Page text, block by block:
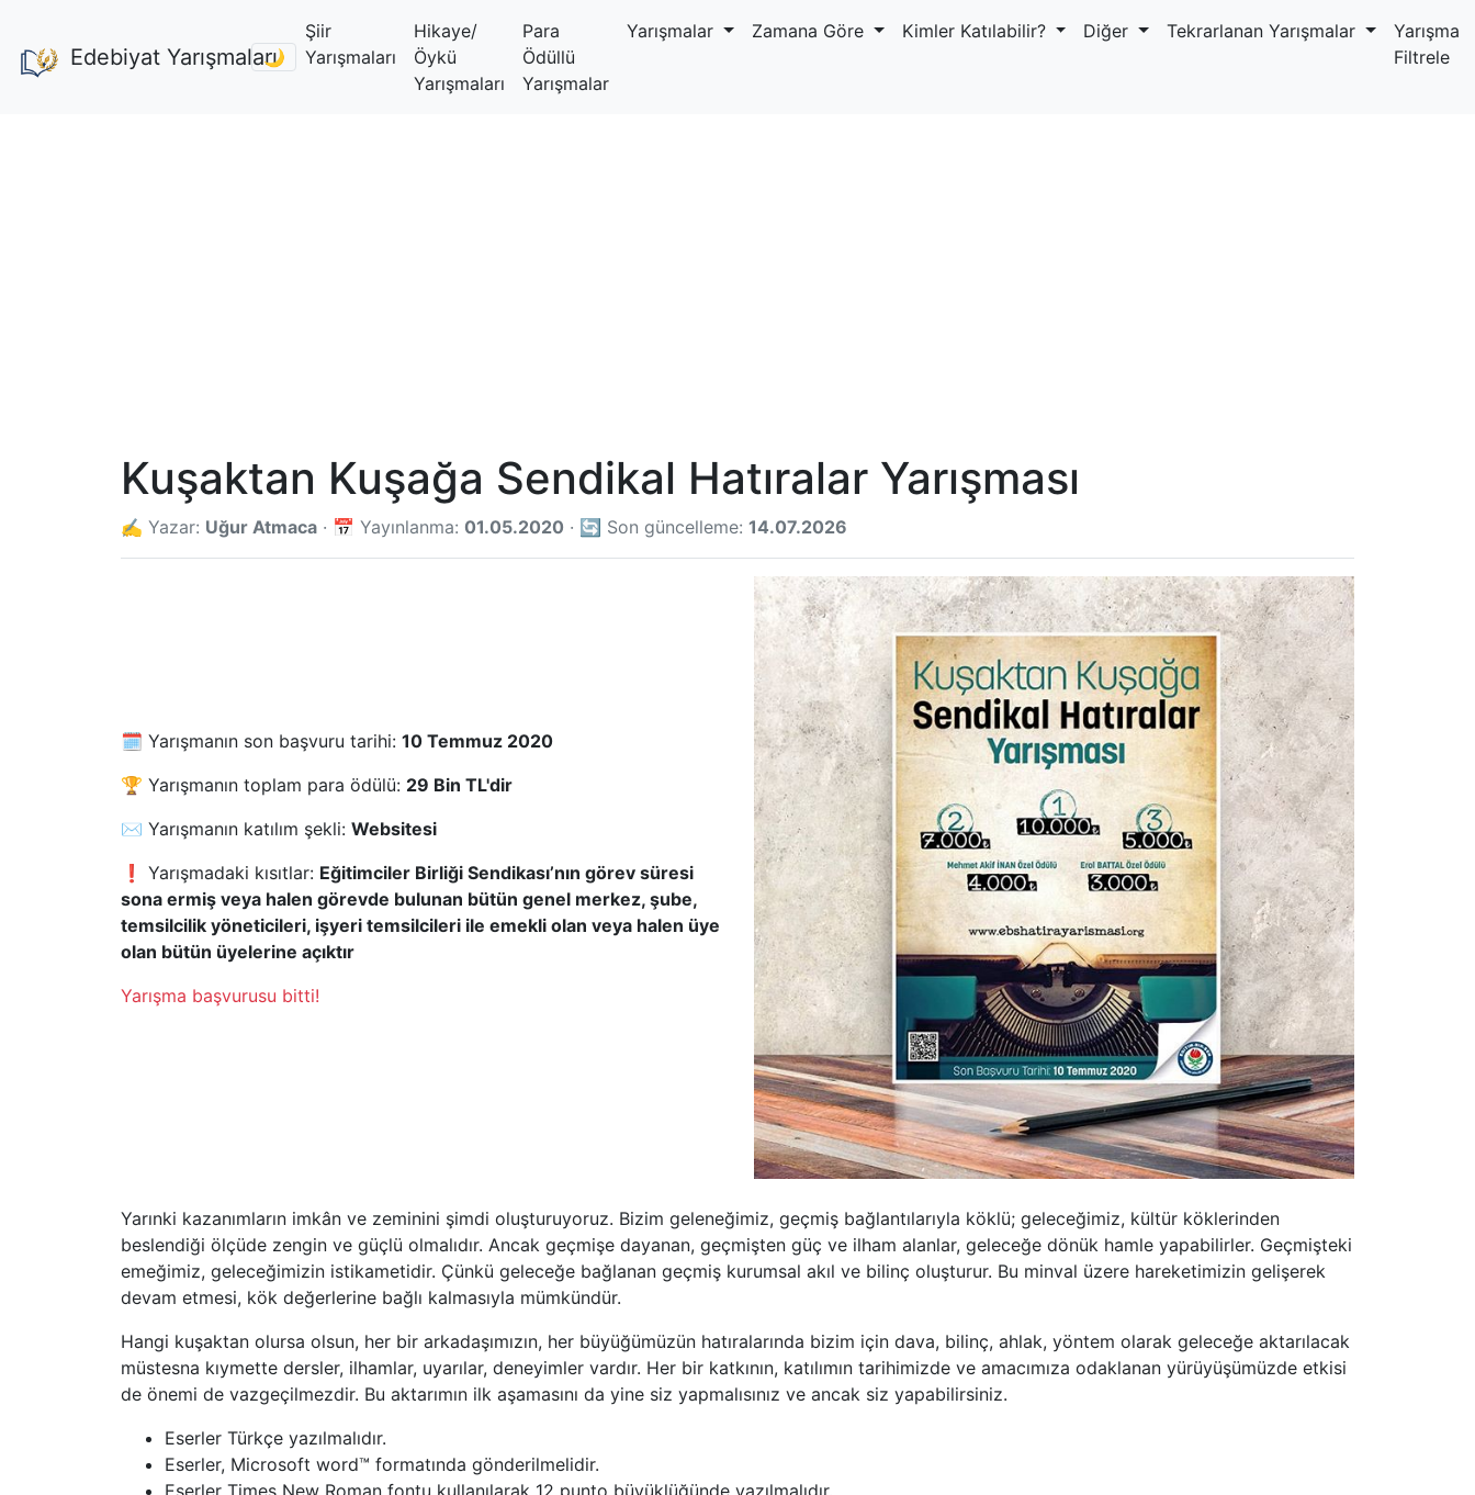
Edebiyat Yarışmaları
🌙
Şiir
Yarışmaları
Hikaye/
Öykü
Yarışmaları
Para
Ödüllü
Yarışmalar
Yarışmalar Zamana Göre Kimler Katılabilir? Diğer Tekrarlanan Yarışmalar
Yarışma
Filtrele
Kuşaktan Kuşağa Sendikal Hatıralar Yarışması
✍️ Yazar: Uğur Atmaca · 📅 Yayınlanma: 01.05.2020 · 🔄 Son güncelleme: 14.07.2026
🗓️ Yarışmanın son başvuru tarihi: 10 Temmuz 2020
🏆 Yarışmanın toplam para ödülü: 29 Bin TL'dir
✉️ Yarışmanın katılım şekli: Websitesi
❗ Yarışmadaki kısıtlar: Eğitimciler Birliği Sendikası’nın görev süresi
sona ermiş veya halen görevde bulunan bütün genel merkez, şube,
temsilcilik yöneticileri, işyeri temsilcileri ile emekli olan veya halen üye
olan bütün üyelerine açıktır
Yarışma başvurusu bitti!
Yarınki kazanımların imkân ve zeminini şimdi oluşturuyoruz. Bizim geleneğimiz, geçmiş bağlantılarıyla köklü; geleceğimiz, kültür köklerinden
beslendiği ölçüde zengin ve güçlü olmalıdır. Ancak geçmişe dayanan, geçmişten güç ve ilham alanlar, geleceğe dönük hamle yapabilirler. Geçmişteki
emeğimiz, geleceğimizin istikametidir. Çünkü geleceğe bağlanan geçmiş kurumsal akıl ve bilinç oluşturur. Bu minval üzere hareketimizin gelişerek
devam etmesi, kök değerlerine bağlı kalmasıyla mümkündür.
Hangi kuşaktan olursa olsun, her bir arkadaşımızın, her büyüğümüzün hatıralarında bizim için dava, bilinç, ahlak, yöntem olarak geleceğe aktarılacak
müstesna kıymette dersler, ilhamlar, uyarılar, deneyimler vardır. Her bir katkının, katılımın tarihimizde ve amacımıza odaklanan yürüyüşümüzde etkisi
de önemi de vazgeçilmezdir. Bu aktarımın ilk aşamasını da yine siz yapmalısınız ve ancak siz yapabilirsiniz.
Eserler Türkçe yazılmalıdır.
Eserler, Microsoft word™ formatında gönderilmelidir.
Eserler Times New Roman fontu kullanılarak 12 punto büyüklüğünde yazılmalıdır.